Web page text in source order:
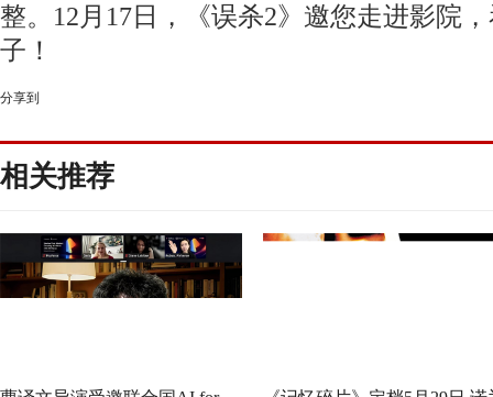
整。 12月17日，《误杀2》邀您走进影院
子！
分享到
相关推荐